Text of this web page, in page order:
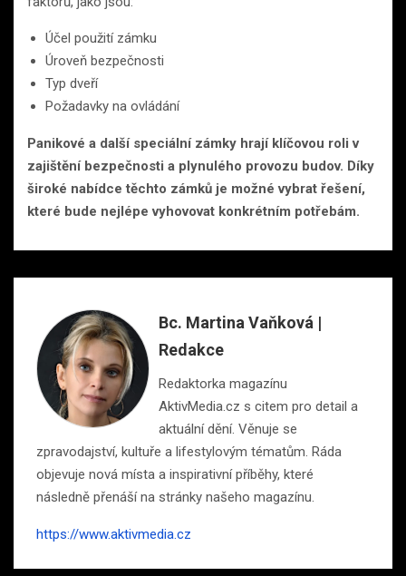
Účel použití zámku
Úroveň bezpečnosti
Typ dveří
Požadavky na ovládání
Panikové a další speciální zámky hrají klíčovou roli v
zajištění bezpečnosti a plynulého provozu budov. Díky
široké nabídce těchto zámků je možné vybrat řešení,
které bude nejlépe vyhovovat konkrétním potřebám.
Bc. Martina Vaňková |
Redakce
Redaktorka magazínu
AktivMedia.cz s citem pro detail a
aktuální dění. Věnuje se
zpravodajství, kultuře a lifestylovým tématům. Ráda
objevuje nová místa a inspirativní příběhy, které
následně přenáší na stránky našeho magazínu.
https://www.aktivmedia.cz